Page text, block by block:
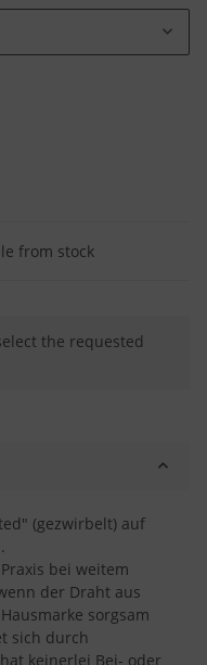
from stock
the requested
(gezwirbelt) auf
bei weitem
der Draht aus
sorgsam
sich durch
keinerlei Bei- oder